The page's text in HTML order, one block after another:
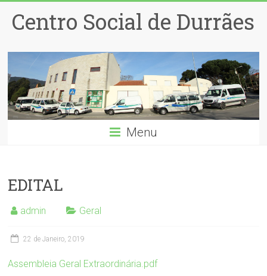
Centro Social de Durrães
Menu
EDITAL
admin Geral
22 de Janeiro, 2019
Assembleia Geral Extraordinária.pdf